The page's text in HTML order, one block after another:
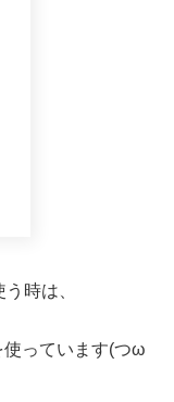
時は、
使っています(つω